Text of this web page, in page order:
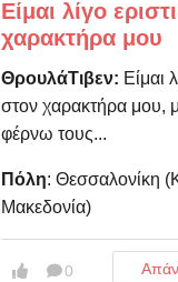
Είμαι λίγο
χαρακτήρα μου
ΘρουλάΤιβεν: Είμαι
στον χαρακτήρα μου,
φέρνω τους...
Πόλη: Θεσσαλονίκη
Μακεδονία)
0